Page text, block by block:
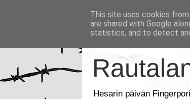
Hesarin päivän
This site uses cookies
are shared with Google
statistics, and to detect